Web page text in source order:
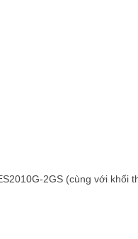
2GS (cùng với khối